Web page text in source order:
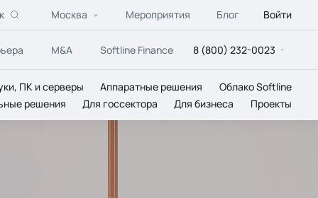
Москва Мероприятия Блог Войти
M&A Softline Finance 8 (800) 232-0023
ПК и серверы Аппаратные решения
Облако Softline
решения Для госсектора Для бизнеса Проекты